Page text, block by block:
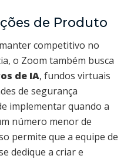
de Produto
competitivo no
o Zoom também busca
de IA, fundos virtuais
de segurança
implementar quando a
número menor de
permite que a equipe de
dedique a criar e